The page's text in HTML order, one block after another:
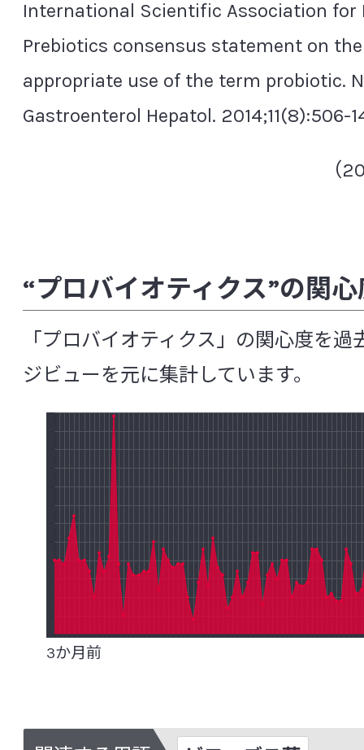
脂質異常症（高脂血症）
歯周病
周術期（周手術期）
樹状細胞
種
硝化細菌
上気道感染症 小腸
[た行]
大うつ病
大腸 大腸がん
多糖 - ペプチドグリカン複合体
単球
腸管出血性大腸菌
腸内常在菌
腸内フローラ
通年性
低出生体重児
ディスバイオシス
ディフィシル菌関連下痢症
デルタパワー
International Scientific Association for
Prebiotics consensus statement on
appropriate use of the term probiotic.
Gastroenterol Hepatol. 2014;11(8):506-
（
“プロバイオティクス”の関心
「プロバイオティクス」の関心度を
ジビューを元に集計しています。
3か月前